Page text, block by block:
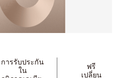
การรับประกัน
ใน
ฟรี
เปลี่ยน